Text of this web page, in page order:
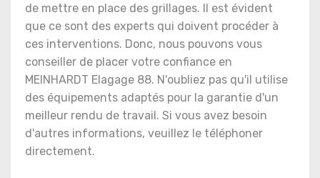
de mettre en place des grillages. Il est évident
que ce sont des experts qui doivent procéder à
ces interventions. Donc, nous pouvons vous
conseiller de placer votre confiance en
MEINHARDT Elagage 88. N'oubliez pas qu'il utilise
des équipements adaptés pour la garantie d'un
meilleur rendu de travail. Si vous avez besoin
d'autres informations, veuillez le téléphoner
directement.